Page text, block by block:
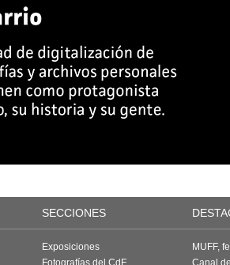
SECCIONES
Exposiciones
Fotografías del CdF
MUFF,
Canal